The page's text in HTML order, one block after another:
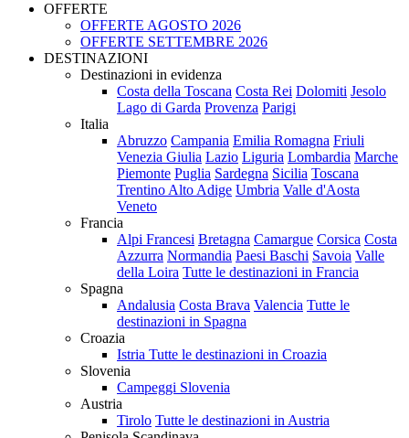
OFFERTE
OFFERTE AGOSTO 2026
OFFERTE SETTEMBRE 2026
DESTINAZIONI
Destinazioni in evidenza
Costa della Toscana Costa Rei Dolomiti Jesolo
Lago di Garda Provenza Parigi
Italia
Abruzzo Campania Emilia Romagna Friuli
Venezia Giulia Lazio Liguria Lombardia Marche
Piemonte Puglia Sardegna Sicilia Toscana
Trentino Alto Adige Umbria Valle d'Aosta
Veneto
Francia
Alpi Francesi Bretagna Camargue Corsica Costa
Azzurra Normandia Paesi Baschi Savoia Valle
della Loira Tutte le destinazioni in Francia
Spagna
Andalusia Costa Brava Valencia Tutte le
destinazioni in Spagna
Croazia
Istria Tutte le destinazioni in Croazia
Slovenia
Campeggi Slovenia
Austria
Tirolo Tutte le destinazioni in Austria